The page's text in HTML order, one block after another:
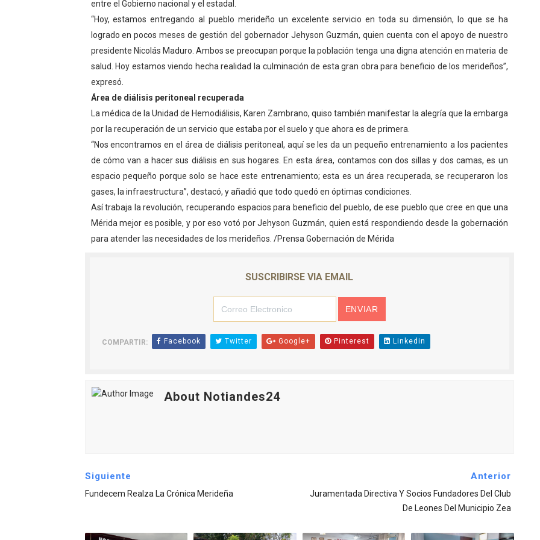
entre el Gobierno nacional y el estadal.
“Hoy, estamos entregando al pueblo merideño un excelente servicio en toda su dimensión, lo que se ha
logrado en pocos meses de gestión del gobernador Jehyson Guzmán, quien cuenta con el apoyo de nuestro
presidente Nicolás Maduro. Ambos se preocupan porque la población tenga una digna atención en materia de
salud. Hoy estamos viendo hecha realidad la culminación de esta gran obra para beneficio de los merideños”,
expresó.
Área de diálisis peritoneal recuperada
La médica de la Unidad de Hemodiálisis, Karen Zambrano, quiso también manifestar la alegría que la embarga
por la recuperación de un servicio que estaba por el suelo y que ahora es de primera.
“Nos encontramos en el área de diálisis peritoneal, aquí se les da un pequeño entrenamiento a los pacientes
de cómo van a hacer sus diálisis en sus hogares. En esta área, contamos con dos sillas y dos camas, es un
espacio pequeño porque solo se hace este entrenamiento; esta es un área recuperada, se recuperaron los
gases, la infraestructura”, destacó, y añadió que todo quedó en óptimas condiciones.
Así trabaja la revolución, recuperando espacios para beneficio del pueblo, de ese pueblo que cree en que una
Mérida mejor es posible, y por eso votó por Jehyson Guzmán, quien está respondiendo desde la gobernación
para atender las necesidades de los merideños. /Prensa Gobernación de Mérida
SUSCRIBIRSE VIA EMAIL
COMPARTIR: Facebook Twitter Google+ Pinterest Linkedin
About Notiandes24
Siguiente
Fundecem Realza La Crónica Merideña
Anterior
Juramentada Directiva Y Socios Fundadores Del Club
De Leones Del Municipio Zea